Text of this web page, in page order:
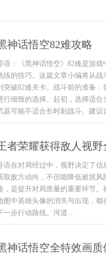
神话悟空82难攻略
语：《黑神话悟空》82难是游
练的技巧。这篇文章小编将从
突破82难关卡。战斗前的准备
行细致的选择。起初，选择适
器可能不适合长时刻战斗。建议
者荣耀获得敌人视野
语在对局经过中，视野决定了
取敌方动向，不但能降低被抓
，是提升对局质量的重要环节
图中英雄头像的消失与出现，
一步行动路线。河道...
神话悟空全特效画质